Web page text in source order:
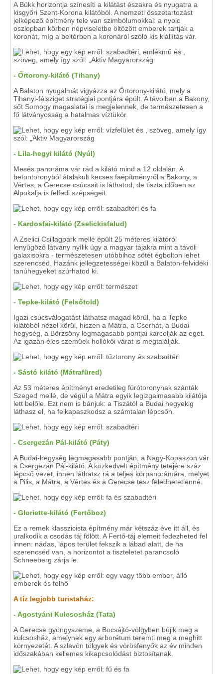
A Bükk horizontja színesíti a kilátást északra és nyugatra a
kisgyőri Szent-Korona kilátóból. A nemzeti összetartozást
jelképező építmény tele van szimbólumokkal: a nyolc
oszlopban körben népviseletbe öltözött emberek tartják a
koronát, míg a beltérben a koronáról szóló kis kiállítás vár.
- Őrtorony-kilátó (Tihany)
A Balaton nyugalmát vigyázza az Őrtorony-kilátó, mely a
Tihanyi-félsziget stratégiai pontjára épült. A távolban a Bakony,
sőt Somogy magaslatai is megjelennek, de természetesen a
fő látványosság a hatalmas víztükör.
- Lila-hegyi kilátó (Nyúl)
Mesés panoráma vár rád a kilátó mind a 12 oldalán. A
betontoronyból átalakult kecses faépítményről a Bakony, a
Vértes, a Gerecse csúcsait is láthatod, de tiszta időben az
Alpokalja is felfedi szépségeit.
- Kardosfai-kilátó (Zselickisfalud)
A Zselici Csillagpark mellé épült 25 méteres kilátóról
lenyűgöző látvány nyílik úgy a magyar tájakra mint a távoli
galaxisokra - természetesen utóbbihoz sötét égbolton lehet
szerencséd. Hazánk jellegzetességei közül a Balaton-felvidéki
tanúhegyeket szúrhatod ki.
- Tepke-kilátó (Felsőtold)
Igazi csúcsválogatást láthatsz magad körül, ha a Tepke
kilátóból nézel körül, hiszen a Mátra, a Cserhát, a Budai-
hegység, a Börzsöny legmagasabb pontjai karcolják az eget.
Az igazán éles szeműek hollókői várat is megtalálják.
- Sástó kilátó (Mátrafüred)
Az 53 méteres építményt eredetileg fúrótoronynak szánták
Szeged mellé, de végül a Mátra egyik legizgalmasabb kilátója
lett belőle. Ezt nem is bánjuk: a Tiszától a Budai hegyekig
láthasz el, ha felkapaszkodsz a számtalan lépcsőn.
- Csergezán Pál-kilátó (Páty)
A Budai-hegység legmagasabb pontján, a Nagy-Kopaszon vár
a Csergezán Pál-kilátó. A közkedvelt építmény tetejére száz
lépcső vezet, innen láthatsz rá a teljes körpanorámára, melyet
a Pilis, a Mátra, a Vértes és a Gerecse tesz feledhetetlenné.
- Gloriette-kilátó (Fertőboz)
Ez a remek klasszicista építmény már kétszáz éve itt áll, és
uralkodik a csodás táj fölött. A Fertő-táj elemeit fedezheted fel
innen: nádas, lápos terület fekszik a lábad alatt, de ha
szerencséd van, a horizontot a tiszteletet parancsoló
Schneeberg zárja le.
A tíz legjobb turistaház:
- Agostyáni Kulcsosház (Tata)
A Gerecse gyöngyszeme, a Bocsájtó-völgyben bújik meg a
kulcsosház, amelynek egy arborétum teremti meg a meghitt
környezetét. A szlavón tölgyek és vörösfenyők az év minden
időszakában kellemes kikapcsolódást biztosítanak.